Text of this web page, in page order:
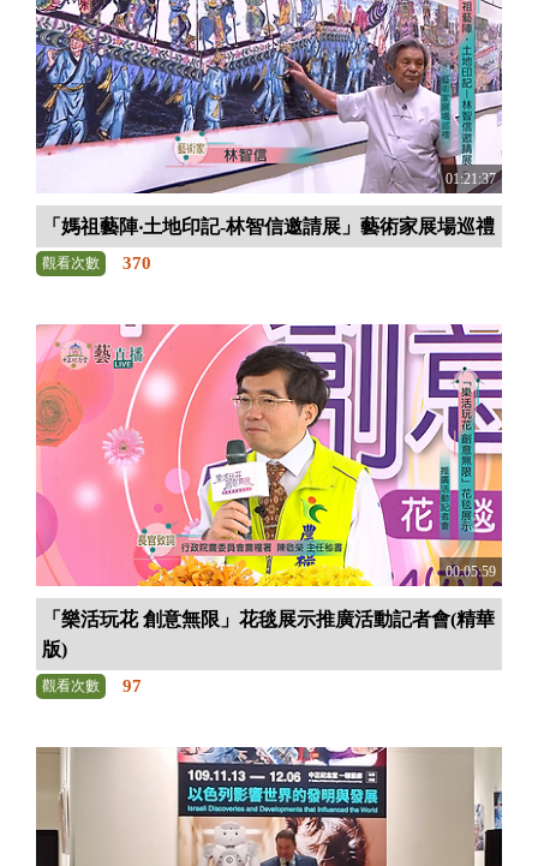
01:21:37
「媽祖藝陣‧土地印記-林智信邀請展」藝術家展場巡禮
觀看次數 370
00:05:59
「樂活玩花 創意無限」花毯展示推廣活動記者會(精華
版)
觀看次數 97